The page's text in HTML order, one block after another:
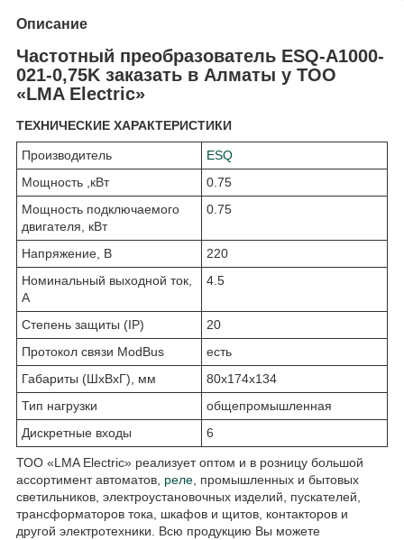
Описание
Частотный преобразователь ESQ-A1000-
021-0,75K заказать в Алматы у ТОО
«LMA Electric»
ТЕХНИЧЕСКИЕ ХАРАКТЕРИСТИКИ
Производитель
ESQ
Мощность ,кВт
0.75
Мощность подключаемого
двигателя, кВт
0.75
Напряжение, В
220
Номинальный выходной ток,
А
4.5
Степень защиты (IP)
20
Протокол связи ModBus
есть
Габариты (ШхВхГ), мм
80x174x134
Тип нагрузки
общепромышленная
Дискретные входы
6
ТОО «LMA Electric» реализует оптом и в розницу большой
ассортимент автоматов, реле, промышленных и бытовых
светильников, электроустановочных изделий, пускателей,
трансформаторов тока, шкафов и щитов, контакторов и
другой электротехники. Всю продукцию Вы можете